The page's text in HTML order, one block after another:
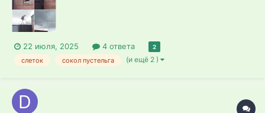
22 июля, 2025 4 ответа 2
слеток сокол пустельга (и ещё 2 )